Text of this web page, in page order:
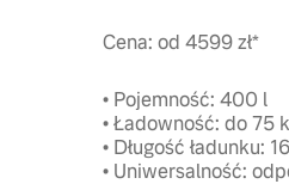
Cena: od 4599 zł*
• Pojemność: 400 l
• Ładowność: do 75
• Długość ładunku:
• Uniwersalność: